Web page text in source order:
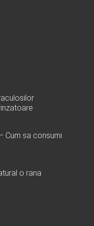
Cum sa consumi
o rana